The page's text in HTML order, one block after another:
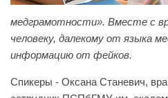
медграмотности». Вместе с
человеку, далекому от языка
информацию от фейков.
Спикеры - Оксана Станевич,